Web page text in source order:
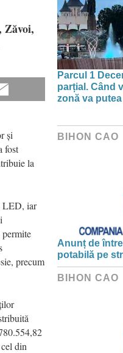
Zăvoi,
și
fost
la
LED, iar
precum
din
Parcul 1
parțial. Când
zonă va
BIHON CAO
Anunț de
potabilă pe
BIHON CAO